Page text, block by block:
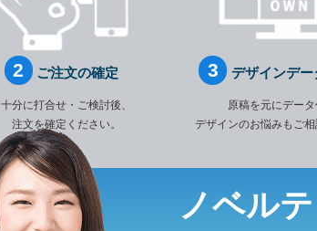
ご注文の確定
十分に打合せ・ご検討後、
注文を確定ください。
デザインデー
原稿を元にデータ
デザインのお悩みもご相
ノベル